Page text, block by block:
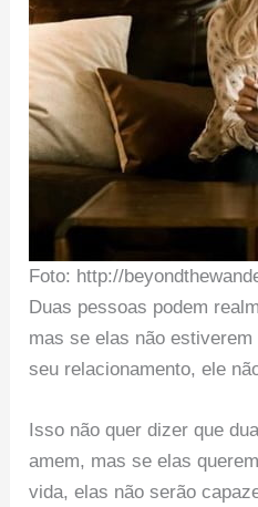
Foto: http://
Duas pessoas podem
mas se elas não
seu relacionamento, ele
Isso não quer dizer que
amem, mas se elas
vida, elas não serão